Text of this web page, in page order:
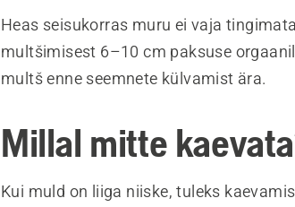
Heas seisukorras muru ei vaja
multšimisest 6–10 cm paksuse
multš enne seemnete külvamist ära.
Millal mitte
Kui muld on liiga niiske, tuleks